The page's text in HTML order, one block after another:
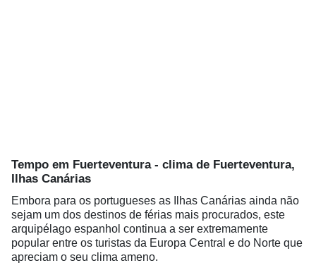
Tempo em Fuerteventura - clima de Fuerteventura,
Ilhas Canárias
Embora para os portugueses as Ilhas Canárias ainda não
sejam um dos destinos de férias mais procurados, este
arquipélago espanhol continua a ser extremamente
popular entre os turistas da Europa Central e do Norte que
apreciam o seu clima ameno.